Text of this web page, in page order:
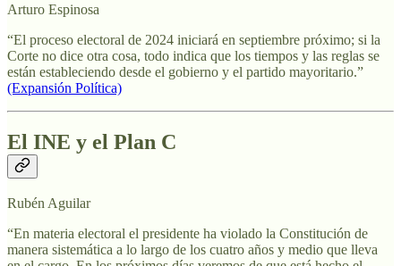
Arturo Espinosa
“El proceso electoral de 2024 iniciará en septiembre próximo; si la
Corte no dice otra cosa, todo indica que los tiempos y las reglas se
están estableciendo desde el gobierno y el partido mayoritario.”
(Expansión Política)
El INE y el Plan C
Rubén Aguilar
“En materia electoral el presidente ha violado la Constitución de
manera sistemática a lo largo de los cuatro años y medio que lleva